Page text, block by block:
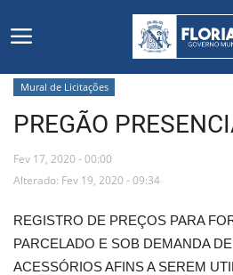
Início
Editais
Floriano
Secretarias e Órgãos
Mural de Licitações
PREGÃO
Fev 17, 2020 - 00:00
Alterado: Fev 19, 2020 - 09:34
REGISTRO DE PREÇOS PARA
PARCELADO E SOB DEMANDA
ACESSÓRIOS AFINS A SEREM